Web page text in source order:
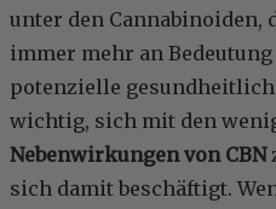
unter den Cannabinoiden,
immer mehr an
potenzielle
wichtig, sich mit den
Nebenwirkungen von CBN
sich damit beschäftigt.